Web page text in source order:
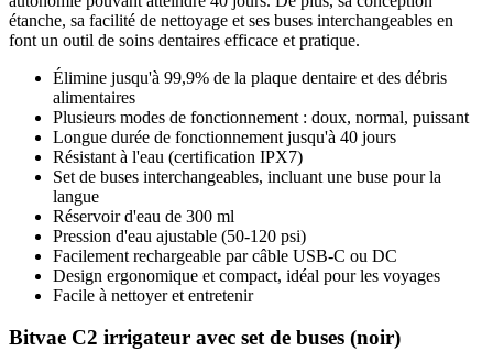
étanche, sa facilité de nettoyage et ses buses interchangeables en
font un outil de soins dentaires efficace et pratique.
Élimine jusqu'à 99,9% de la plaque dentaire et des débris
alimentaires
Plusieurs modes de fonctionnement : doux, normal, puissant
Longue durée de fonctionnement jusqu'à 40 jours
Résistant à l'eau (certification IPX7)
Set de buses interchangeables, incluant une buse pour la
langue
Réservoir d'eau de 300 ml
Pression d'eau ajustable (50-120 psi)
Facilement rechargeable par câble USB-C ou DC
Design ergonomique et compact, idéal pour les voyages
Facile à nettoyer et entretenir
Bitvae C2 irrigateur avec set de buses (noir)